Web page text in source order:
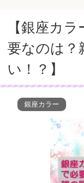
【銀座カ
要なのは？
い！？】
銀座カラー